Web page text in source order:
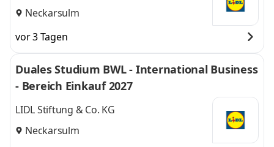
Neckarsulm
vor 3 Tagen
Duales Studium BWL - International Business
- Bereich Einkauf 2027
LIDL Stiftung & Co. KG
Neckarsulm